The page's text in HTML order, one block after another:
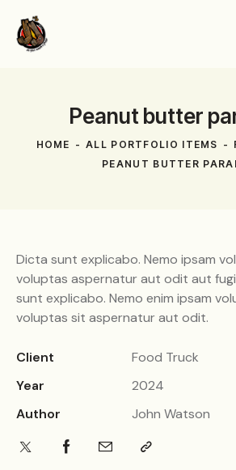
Peanut butter
HOME ALL PORTFOLIO ITEMS
PEANUT BUTTER
Dicta sunt explicabo. Nemo ipsam
voluptas aspernatur aut odit aut
sunt explicabo. Nemo enim ipsam
voluptas sit aspernatur aut odit.
Client
Food Truck
Year
2024
Author
John Watson